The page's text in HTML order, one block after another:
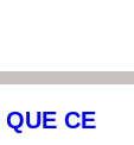
QUE CE